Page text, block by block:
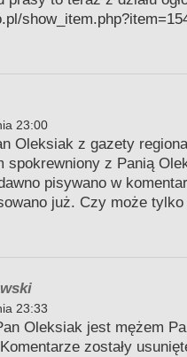
23:00
Oleksiak z gazety
spokrewniony z Panią
pisywano w
już. Czy może
23:33
Oleksiak jest mężem
zostały